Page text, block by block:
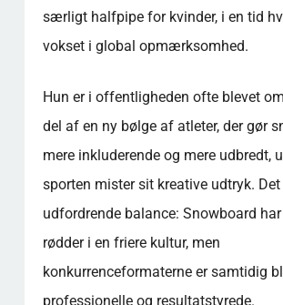
særligt halfpipe for kvinder, i en tid
vokset i global opmærksomhed.
Hun er i offentligheden ofte blevet
del af en ny bølge af atleter, der gør
mere inkluderende og mere udbredt,
sporten mister sit kreative udtryk. Det
udfordrende balance: Snowboard
rødder i en friere kultur, men
konkurrenceformaterne er samtidig
professionelle og resultatstyrede.